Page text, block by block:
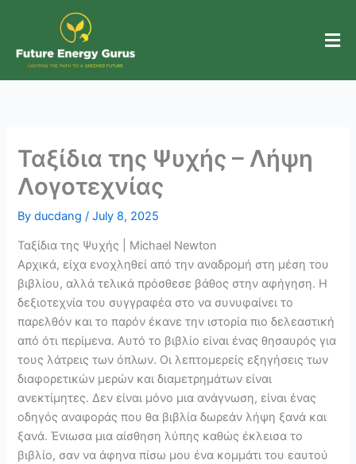
content
Ταξίδια της Ψυχής – Λήψη
Λογοτεχνίας
Byducdang /July 8, 2025
Ταξίδια της Ψυχής | Michael Newton
Αρχικά, είχα ενοχληθεί από την αναδρομή στη μέση του
βιβλίου, αλλά τελικά πρόσθεσε βάθος στην αφήγηση. Η
δεξιοτεχνία του συγγραφέα στο να συνυφαίνει το
παρελθόν και το παρόν έκανε την ιστορία πιο δελεαστική
από ότι περίμενα. Αυτό το βιβλίο είναι ένας θησαυρός για
τους λάτρεις των όπλων. Οι λεπτομερείς εξηγήσεις των
διαφορετικών μερών και διαμετρημάτων είναι
ανεκτίμητες. Δεν είναι μόνο μια ανάγνωση, είναι ένας
οδηγός αναφοράς που θα βιβλία δωρεάν λήψη ξανά και
ξανά. Ένιωσα μια αίσθηση λύπης καθώς έκλεισα το
βιβλίο, σαν να άφηνα πίσω μου ένα κομμάτι του εαυτού